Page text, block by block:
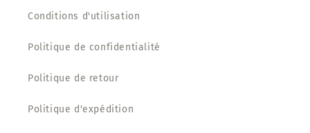
Conditions d'utilisation
Politique de confidentialité
Politique de retour
Politique d'expédition